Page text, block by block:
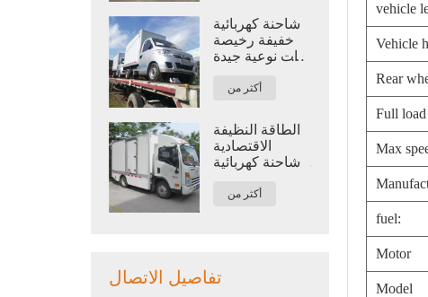
شاحنة كهربائية
خفيفة رخيصة
ذات نوعية جيدة
اللوجستية بسعة
أكثر من
الطاقة النظيفة
الاقتصادية
شاحنة كهربائية
للخدمات
أكثر من
تفاصيل الاتصال
vehicle
Vehicle
Rear
Full load
Max
fuel:
Motor
Model